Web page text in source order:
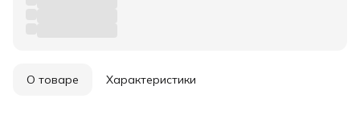
О товаре Характеристики